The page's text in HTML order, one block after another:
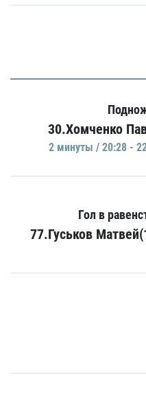
30.Хомченко
2 минуты / 20:28 -
Гол в
77.Гуськов